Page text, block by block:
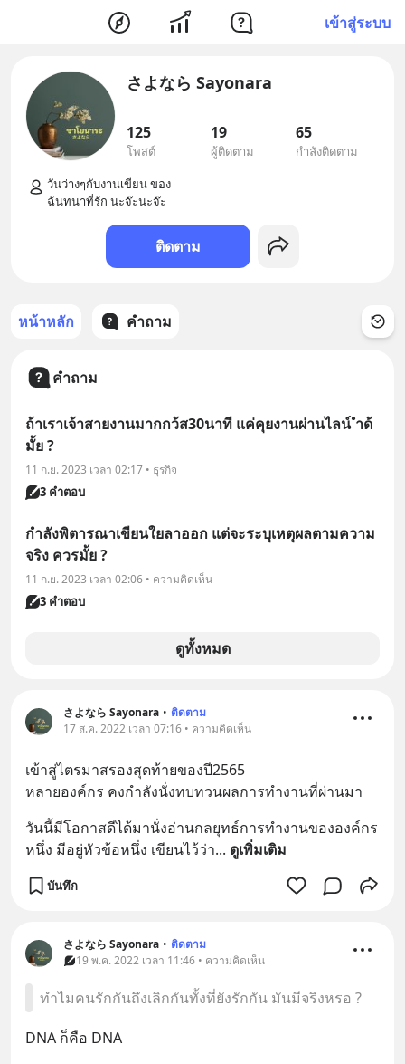
เข้าสู่ระบบ
さよなら Sayonara
125
โพสต์
19
ผู้ติดตาม
65
กำลังติดตาม
วันว่างๆกับงานเขียน ของ
ติดตาม
หน้าหลัก คำถาม
คำถาม
ถ้าเราเจ้าสายงานมากกว้ส30นาที แค่คุยงานผ่านไลน์ ำด้
มั้ย ?
11 ก.ย. 2023 เวลา 02:17 • ธุรกิจ
3 คำตอบ
กำลังพิตารณาเขียนใยลาออก แต่จะระบุเหตุผลตามความ
จริง ควรมั้ย ?
11 ก.ย. 2023 เวลา 02:06 • ความคิดเห็น
3 คำตอบ
ดูทั้งหมด
さよなら Sayonara • ติดตาม
17 ส.ค. 2022 เวลา 07:16 • ความคิดเห็น
เข้าสู่ไตรมาสรองสุดท้ายของปี2565
หลายองค์กร คงกำลังนั่งทบทวนผลการทำงานที่ผ่านมา
วันนี้มีโอกาสดีได้มานั่งอ่านกลยุทธ์การทำงานขององค์กร
หนึ่ง มีอยู่หัวข้อหนึ่ง เขียนไว้ว่า... ดูเพิ่มเติม
บันทึก
さよなら Sayonara • ติดตาม
19 พ.ค. 2022 เวลา 11:46 • ความคิดเห็น
ทำไมคนรักกันถึงเลิกกันทั้งที่ยังรักกัน มันมีจริงหรอ ?
DNA ก็คือ DNA